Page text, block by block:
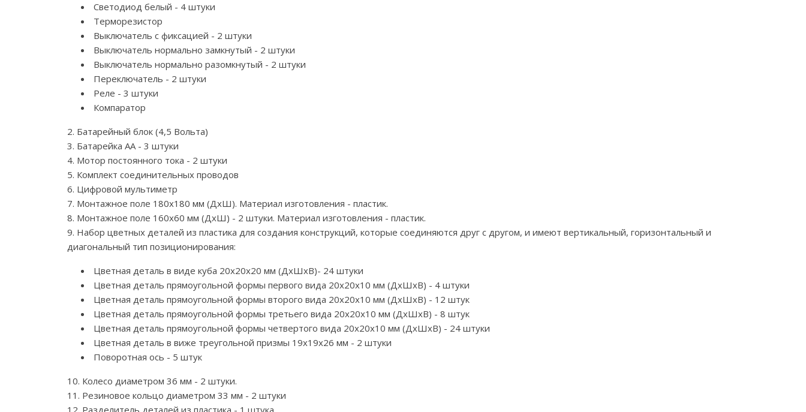
Светодиод белый - 4 штуки
Терморезистор
Выключатель с фиксацией - 2 штуки
Выключатель нормально замкнутый - 2 штуки
Выключатель нормально разомкнутый - 2 штуки
Переключатель - 2 штуки
Реле - 3 штуки
Компаратор
2. Батарейный блок (4,5 Вольта)
3. Батарейка АА - 3 штуки
4. Мотор постоянного тока - 2 штуки
5. Комплект соединительных проводов
6. Цифровой мультиметр
7. Монтажное поле 180х180 мм (ДхШ). Материал изготовления - пластик.
8. Монтажное поле 160х60 мм (ДхШ) - 2 штуки. Материал изготовления - пластик.
9. Набор цветных деталей из пластика для создания конструкций, которые соединяются друг с другом, и имеют вертикальный, горизонтальный и
диагональный тип позиционирования:
Цветная деталь в виде куба 20х20х20 мм (ДхШхВ)- 24 штуки
Цветная деталь прямоугольной формы первого вида 20х20х10 мм (ДхШхВ) - 4 штуки
Цветная деталь прямоугольной формы второго вида 20х20х10 мм (ДхШхВ) - 12 штук
Цветная деталь прямоугольной формы третьего вида 20х20х10 мм (ДхШхВ) - 8 штук
Цветная деталь прямоугольной формы четвертого вида 20х20х10 мм (ДхШхВ) - 24 штуки
Цветная деталь в виже треугольной призмы 19х19х26 мм - 2 штуки
Поворотная ось - 5 штук
10. Колесо диаметром 36 мм - 2 штуки.
11. Резиновое кольцо диаметром 33 мм - 2 штуки
12. Разделитель деталей из пластика - 1 штука